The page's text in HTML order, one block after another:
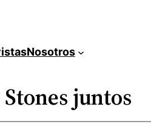
Nosotros
juntos